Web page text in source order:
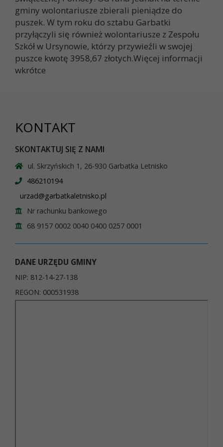
gminy wolontariusze zbierali pieniądze do
puszek. W tym roku do sztabu Garbatki
przyłączyli się również wolontariusze z Zespołu
Szkół w Ursynowie, którzy przywieźli w swojej
puszce kwotę 3958,67 złotych.Więcej informacji
wkrótce
KONTAKT
SKONTAKTUJ SIĘ Z NAMI
ul. Skrzyńskich 1, 26-930 Garbatka Letnisko
486210194
urzad@garbatkaletnisko.pl
Nr rachunku bankowego
68 9157 0002 0040 0400 0257 0001
DANE URZĘDU GMINY
NIP: 812-14-27-138
REGON: 000531938